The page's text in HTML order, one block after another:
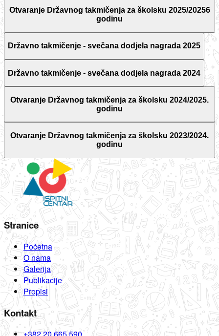
Otvaranje Državnog takmičenja za školsku 2025/20256
godinu
Državno takmičenje - svečana dodjela nagrada 2025
Državno takmičenje - svečana dodjela nagrada 2024
Otvaranje Državnog takmičenja za školsku 2024/2025.
godinu
Otvaranje Državnog takmičenja za školsku 2023/2024.
godinu
Stranice
Početna
O nama
Galerija
Publikacije
Propisi
Kontakt